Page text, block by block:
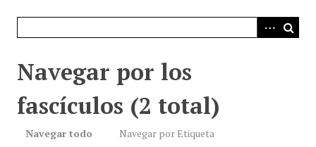
Navegar por los
fascículos (2 total)
Navegar todo
Navegar por Etiqueta